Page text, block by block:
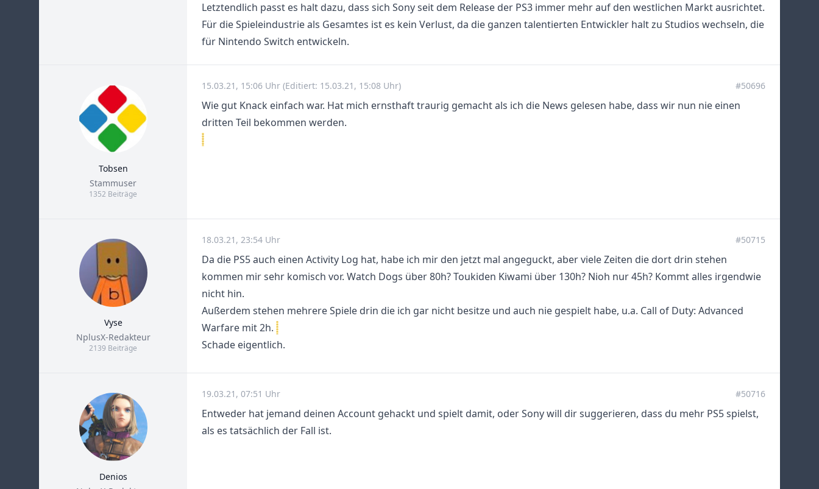
Letztendlich passt es halt dazu, dass sich Sony seit dem Release der PS3 immer mehr auf den westlichen Markt ausrichtet.
Für die Spieleindustrie als Gesamtes ist es kein Verlust, da die ganzen talentierten Entwickler halt zu Studios wechseln, die
für Nintendo Switch entwickeln.
Tobsen
Stammuser
1352 Beiträge
15.03.21, 15:06 Uhr(Editiert: 15.03.21, 15:08 Uhr) #50696
Wie gut Knack einfach war. Hat mich ernsthaft traurig gemacht als ich die News gelesen habe, dass wir nun nie einen
dritten Teil bekommen werden.
Vyse
TitleNplusX-Redakteur
2139 Beiträge
18.03.21, 23:54 Uhr #50715
Da die PS5 auch einen Activity Log hat, habe ich mir den jetzt mal angeguckt, aber viele Zeiten die dort drin stehen
kommen mir sehr komisch vor. Watch Dogs über 80h? Toukiden Kiwami über 130h? Nioh nur 45h? Kommt alles irgendwie
nicht hin.
Außerdem stehen mehrere Spiele drin die ich gar nicht besitze und auch nie gespielt habe, u.a. Call of Duty: Advanced
Warfare mit 2h.
Schade eigentlich.
Denios
19.03.21, 07:51 Uhr #50716
Entweder hat jemand deinen Account gehackt und spielt damit, oder Sony will dir suggerieren, dass du mehr PS5 spielst,
als es tatsächlich der Fall ist.